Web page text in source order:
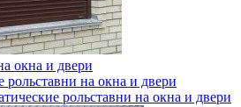
окна и двери
рольставни на окна и двери
рольставни на окна и двери